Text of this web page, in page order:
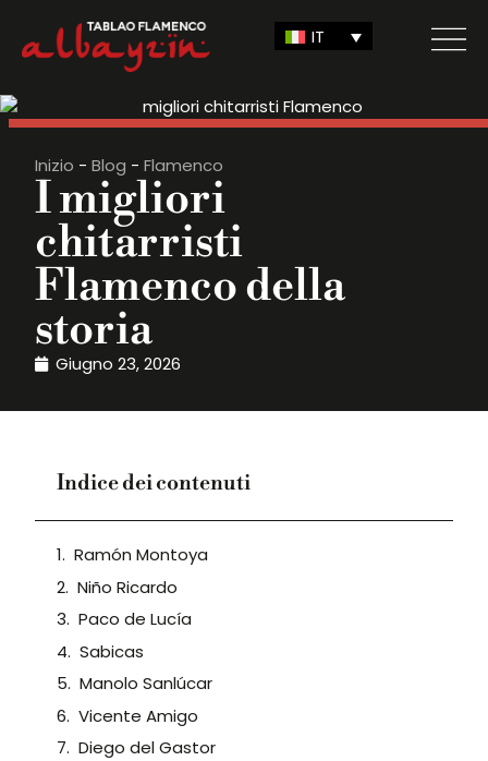
IT
Inizio - Blog - Flamenco
I migliori
chitarristi
Flamenco della
storia
Giugno 23, 2026
Indice dei contenuti
Ramón Montoya
Niño Ricardo
Paco de Lucía
Sabicas
Manolo Sanlúcar
Vicente Amigo
Diego del Gastor